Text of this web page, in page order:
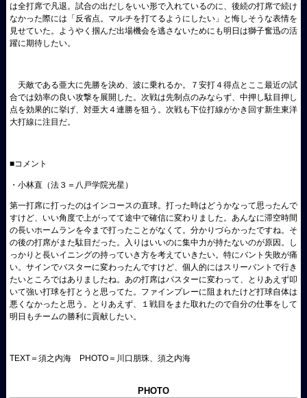
は全打席で凡退。試合の出だしをいい形で入れているのに、後続の打席で続け
なかった際には「反省点。マルチを打てるようにしたい」と悔しそうな表情を
見せていた。ようやく掴んだ出場機会を逃さないためにも明日は獅子奮迅の活
躍に期待したい。
天敵である亜大に先勝を決め、波に乗れるか。７安打４得点とここ最近の試
合では効率の良い攻撃を展開した。次戦は先制点のみならず、中押し駄目押し
点を効果的に挙げ、対亜大４連勝を狙う。次戦も下位打線がかき回す新生東洋
大打線に注目だ。
■コメント
・小林直（法３＝八戸学院光星）
第一打席に打ったのはインコースの直球。打った時はどうかなって思ったんで
すけど、いい角度で上がってて途中で確信に変わりました。あんなに滞空時間
の長いホームランを今まで打ったことがなくて。分かりづらかったですね。そ
の後の打席がまた駄目だった。入りはいいのに集中力が持たないのが原因。し
っかりと長いイニングの持っていき方を考えていきたい。特にバント失敗が痛
い。サインでバスターに変わったんですけど、個人的にはスリーバントで行き
たいところではありましたね。あの打席はバスターに変わって、とりあえず叩
いて強い打球を打とうと思ってた。ファインプレーに阻まれたけど打球自体は
悪くなかったと思う。とりあえず、１戦目をまた取れたので自分の仕事をして
明日もチームの勝利に貢献したい。
TEXT＝須之内海 PHOTO＝川口朋珠、須之内海
PHOTO